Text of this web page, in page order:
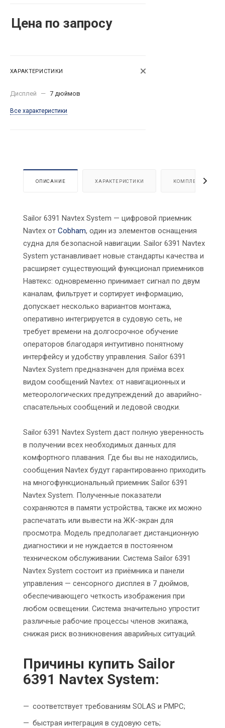
Цена по запросу
ХАРАКТЕРИСТИКИ
Дисплей — 7 дюймов
Все характеристики
ОПИСАНИЕ ХАРАКТЕРИСТИКИ КОМПЛЕКТАЦИЯ
Sailor 6391 Navtex System — цифровой приемник
Navtex от Cobham, один из элементов оснащения
судна для безопасной навигации. Sailor 6391 Navtex
System устанавливает новые стандарты качества и
расширяет существующий функционал приемников
Навтекс: одновременно принимает сигнал по двум
каналам, фильтрует и сортирует информацию,
допускает несколько вариантов монтажа,
оперативно интегрируется в судовую сеть, не
требует времени на долгосрочное обучение
операторов благодаря интуитивно понятному
интерфейсу и удобству управления. Sailor 6391
Navtex System предназначен для приёма всех
видом сообщений Navtex: от навигационных и
метеорологических предупреждений до аварийно-
спасательных сообщений и ледовой сводки.
Sailor 6391 Navtex System даст полную уверенность
в получении всех необходимых данных для
комфортного плавания. Где бы вы не находились,
сообщения Navtex будут гарантированно приходить
на многофункциональный приемник Sailor 6391
Navtex System. Полученные показатели
сохраняются в памяти устройства, также их можно
распечатать или вывести на ЖК-экран для
просмотра. Модель предполагает дистанционную
диагностики и не нуждается в постоянном
техническом обслуживании. Система Sailor 6391
Navtex System состоит из приёмника и панели
управления — сенсорного дисплея в 7 дюймов,
обеспечивающего четкость изображения при
любом освещении. Система значительно упростит
различные рабочие процессы членов экипажа,
снижая риск возникновения аварийных ситуаций.
Причины купить Sailor
6391 Navtex System:
соответствует требованиям SOLAS и РМРС;
быстрая интеграция в судовую сеть;